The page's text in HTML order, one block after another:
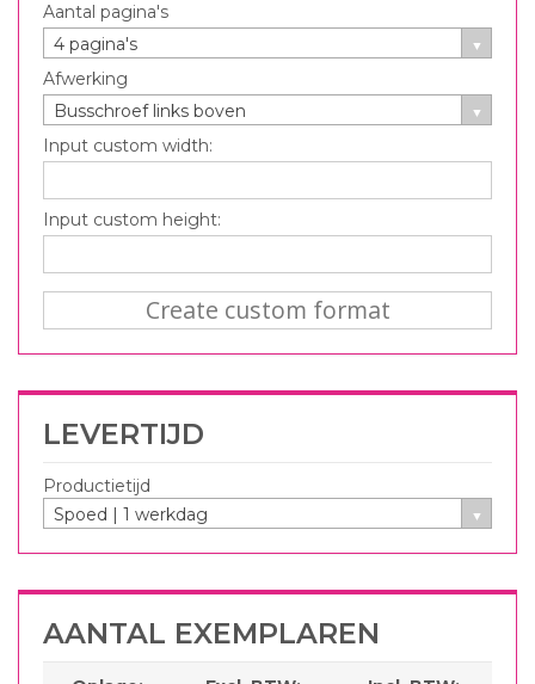
AANTAL EXEMPLAREN
LEVERTIJD
Productietijd
Spoed | 1 werkdag
Aantal pagina's
4 pagina's
Afwerking
Busschroef links boven
Input custom width:
Input custom height:
Create custom format